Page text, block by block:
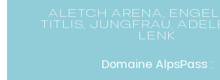
ALETCH ARENA,
TITLIS, JUNGFRAU,
LENK
Domaine AlpsPass :